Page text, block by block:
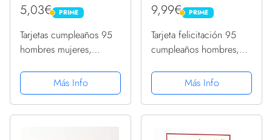
5,03€ PRIME
PRIME
Tarjetas cumpleaños 95
hombres mujeres,
envejecidos a
perfección, tarjeta
cumpleaños 95 años,
Más Info
9,99€ PRIME
PRIME
Tarjeta felicitación 95
cumpleaños hombres,
fabricada en 1927, todas
piezas originales,
divertida tarjeta
abuelo...
Más Info